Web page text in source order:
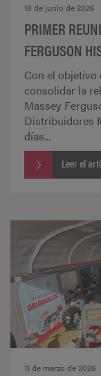
18 de junio de 2026
PRIMER
FERGUSON
Con el
consolidar la
Massey
Distribuidores
días...
Leer el
11 de marzo de 2026